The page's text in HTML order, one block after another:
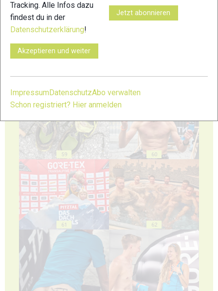
56
59 60
61 62
Tracking. Alle Infos dazu
findest du in der
Datenschutzerklärung!
Akzeptieren und weiter
Jetzt abonnieren
ImpressumDatenschutzAbo verwalten
Schon registriert? Hier anmelden